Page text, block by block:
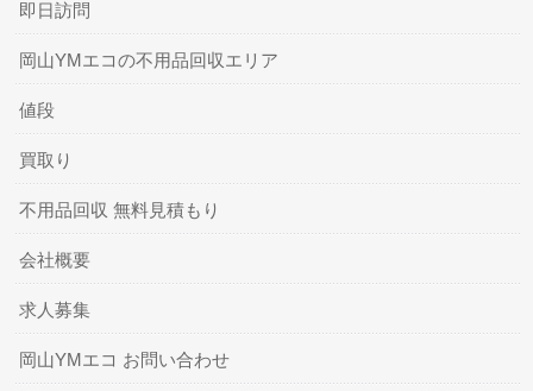
即日訪問
岡山YMエコの不用品回収エリア
値段
買取り
不用品回収 無料見積もり
会社概要
求人募集
岡山YMエコ お問い合わせ